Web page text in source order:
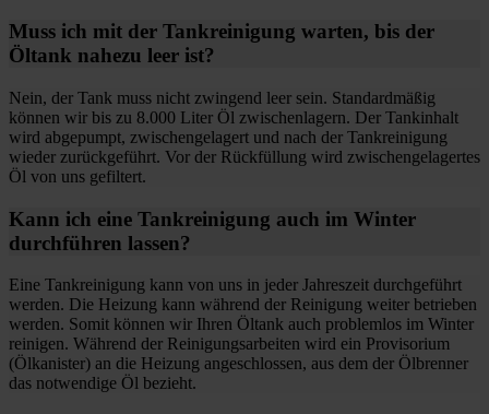
Muss ich mit der Tankreinigung warten, bis der
Öltank nahezu leer ist?
Nein, der Tank muss nicht zwingend leer sein. Standardmäßig
können wir bis zu 8.000 Liter Öl zwischenlagern. Der Tankinhalt
wird abgepumpt, zwischengelagert und nach der Tankreinigung
wieder zurückgeführt. Vor der Rückfüllung wird zwischengelagertes
Öl von uns gefiltert.
Kann ich eine Tankreinigung auch im Winter
durchführen lassen?
Eine Tankreinigung kann von uns in jeder Jahreszeit durchgeführt
werden. Die Heizung kann während der Reinigung weiter betrieben
werden. Somit können wir Ihren Öltank auch problemlos im Winter
reinigen. Während der Reinigungsarbeiten wird ein Provisorium
(Ölkanister) an die Heizung angeschlossen, aus dem der Ölbrenner
das notwendige Öl bezieht.